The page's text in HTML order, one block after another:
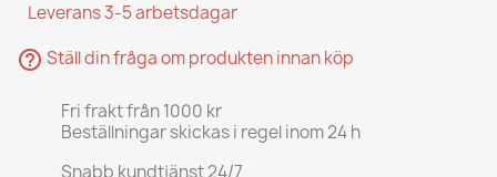
Leverans 3-5 arbetsdagar
help_outline Ställ din fråga om produkten innan köp
Fri frakt från 1000 kr
Beställningar skickas i regel inom 24 h
Snabb kundtjänst 24/7